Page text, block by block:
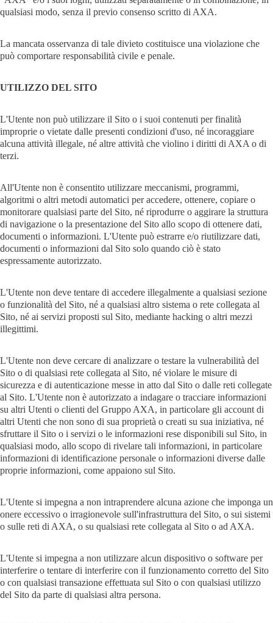
qualsiasi modo, senza il previo consenso scritto di AXA.
La mancata osservanza di tale divieto costituisce una violazione che
può comportare responsabilità civile e penale.
UTILIZZO DEL SITO
L'Utente non può utilizzare il Sito o i suoi contenuti per finalità
improprie o vietate dalle presenti condizioni d'uso, né incoraggiare
alcuna attività illegale, né altre attività che violino i diritti di AXA o di
terzi.
All'Utente non è consentito utilizzare meccanismi, programmi,
algoritmi o altri metodi automatici per accedere, ottenere, copiare o
monitorare qualsiasi parte del Sito, né riprodurre o aggirare la struttura
di navigazione o la presentazione del Sito allo scopo di ottenere dati,
documenti o informazioni. L'Utente può estrarre e/o riutilizzare dati,
documenti o informazioni dal Sito solo quando ciò è stato
espressamente autorizzato.
L'Utente non deve tentare di accedere illegalmente a qualsiasi sezione
o funzionalità del Sito, né a qualsiasi altro sistema o rete collegata al
Sito, né ai servizi proposti sul Sito, mediante hacking o altri mezzi
illegittimi.
L'Utente non deve cercare di analizzare o testare la vulnerabilità del
Sito o di qualsiasi rete collegata al Sito, né violare le misure di
sicurezza e di autenticazione messe in atto dal Sito o dalle reti collegate
al Sito. L'Utente non è autorizzato a indagare o tracciare informazioni
su altri Utenti o clienti del Gruppo AXA, in particolare gli account di
altri Utenti che non sono di sua proprietà o creati su sua iniziativa, né
sfruttare il Sito o i servizi o le informazioni rese disponibili sul Sito, in
qualsiasi modo, allo scopo di rivelare tali informazioni, in particolare
informazioni di identificazione personale o informazioni diverse dalle
proprie informazioni, come appaiono sul Sito.
L'Utente si impegna a non intraprendere alcuna azione che imponga un
onere eccessivo o irragionevole sull'infrastruttura del Sito, o sui sistemi
o sulle reti di AXA, o su qualsiasi rete collegata al Sito o ad AXA.
L'Utente si impegna a non utilizzare alcun dispositivo o software per
interferire o tentare di interferire con il funzionamento corretto del Sito
o con qualsiasi transazione effettuata sul Sito o con qualsiasi utilizzo
del Sito da parte di qualsiasi altra persona.